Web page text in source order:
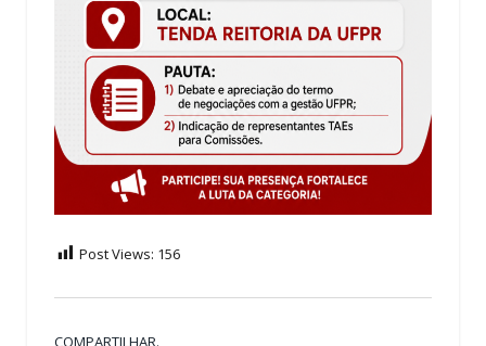
Post Views: 156
COMPARTILHAR.